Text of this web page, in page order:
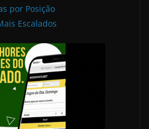
por Posição
Escalados